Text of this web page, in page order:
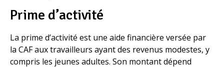
Prime d’activité
La prime d’activité est une aide financière versée par
la CAF aux travailleurs ayant des revenus modestes, y
compris les jeunes adultes. Son montant dépend